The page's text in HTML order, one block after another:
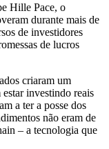
Hille Pace, o
durante mais de
de investidores
de lucros
criaram um
investindo reais
a ter a posse dos
não eram de
– a tecnologia que